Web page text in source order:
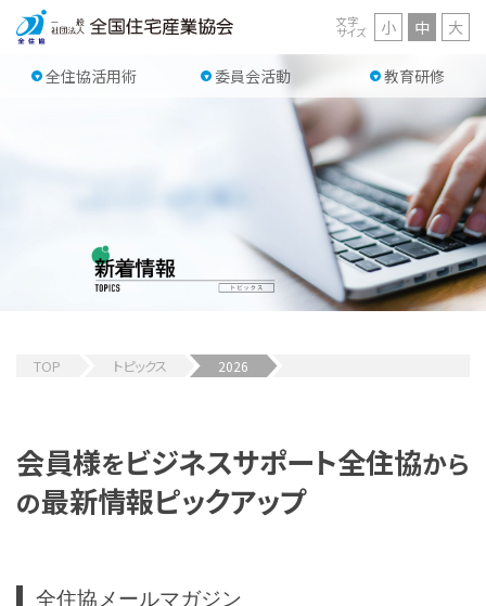
全住協活用術 委員会活動 教育研修
文字
サイズ 小 中 大
TOP トピックス 2026
会員様をビジネスサポート全住協から
の最新情報ピックアップ
全住協メールマガジン